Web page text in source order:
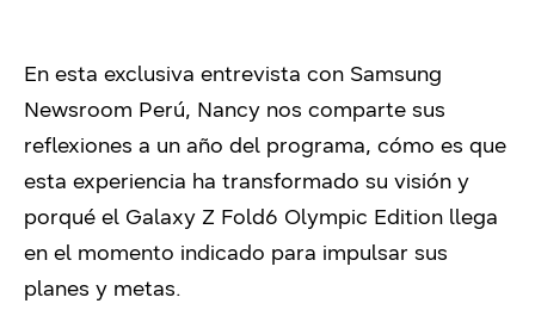
En esta exclusiva entrevista con Samsung
Newsroom Perú, Nancy nos comparte sus
reflexiones a un año del programa, cómo es que
esta experiencia ha transformado su visión y
porqué el Galaxy Z Fold6 Olympic Edition llega
en el momento indicado para impulsar sus
planes y metas.